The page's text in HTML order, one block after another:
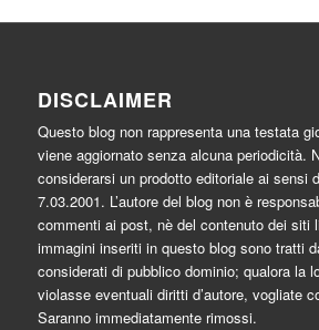
DISCLAIMER
Questo blog non rappresenta una testata
viene aggiornato senza alcuna periodicità.
considerarsi un prodotto editoriale ai sensi
7.03.2001. L’autore del blog non è
commenti ai post, nè del contenuto dei siti
immagini inseriti in questo blog sono tratti
considerati di pubblico dominio; qualora la
violasse eventuali diritti d’autore, vogliate
Saranno immediatamente rimossi.